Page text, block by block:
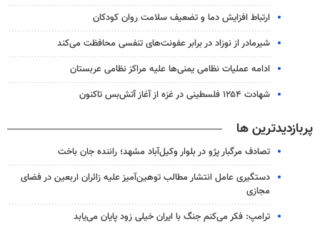
ارتباط افزایش دما و تضعیف سلامت روان کودکان
شیرمادر از نوزاد در برابر عفونت‌های تنفسی محافظت می‌کند
ادامه عملیات نظامی یمنی‌ها علیه مراکز نظامی عربستان
شهادت ۱۲۵۴ فلسطینی در غزه از آغاز آتش‌بس تاکنون
پربازدیدترین ها
تصادف مرگبار پژو در بلوار وکیل‌آباد مشهد؛ راننده جان باخت
دستگیری عامل انتشار مطالب توهین‌آمیز علیه زائران اربعین در فضای
مجازی
ترامپ: فکر می‌کنم جنگ با ایران خیلی زود پایان می‌یابد